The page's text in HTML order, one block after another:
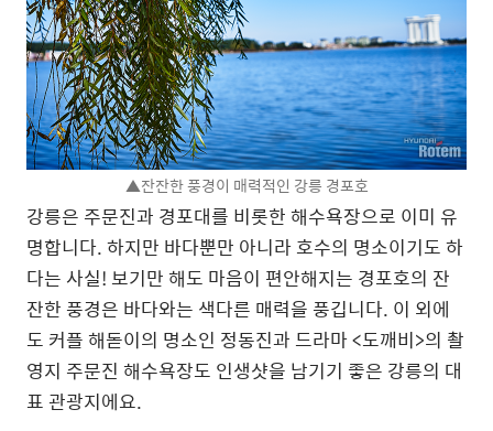
▲잔잔한 풍경이 매력적인 강릉 경포호
강릉은 주문진과 경포대를 비롯한 해수욕장으로 이미 유
명합니다. 하지만 바다뿐만 아니라 호수의 명소이기도 하
다는 사실! 보기만 해도 마음이 편안해지는 경포호의 잔
잔한 풍경은 바다와는 색다른 매력을 풍깁니다. 이 외에
도 커플 해돋이의 명소인 정동진과 드라마 <도깨비>의 촬
영지 주문진 해수욕장도 인생샷을 남기기 좋은 강릉의 대
표 관광지에요.